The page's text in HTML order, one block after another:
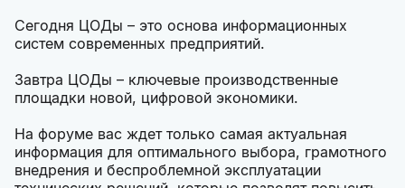
Сегодня ЦОДы – это основа информационных
систем современных предприятий.
Завтра ЦОДы – ключевые производственные
площадки новой, цифровой экономики.
На форуме вас ждет только самая актуальная
информация для оптимального выбора, грамотного
внедрения и беспроблемной эксплуатации